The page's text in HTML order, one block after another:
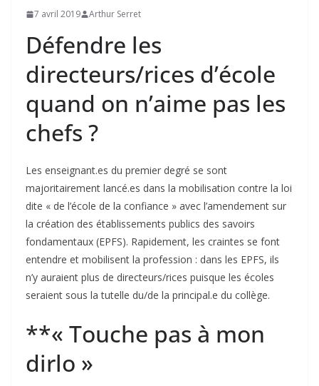
7 avril 2019 Arthur Serret
Défendre les
directeurs/rices d’école
quand on n’aime pas les
chefs ?
Les enseignant.es du premier degré se sont
majoritairement lancé.es dans la mobilisation contre la loi
dite « de l’école de la confiance » avec l’amendement sur
la création des établissements publics des savoirs
fondamentaux (EPFS). Rapidement, les craintes se font
entendre et mobilisent la profession : dans les EPFS, ils
n’y auraient plus de directeurs/rices puisque les écoles
seraient sous la tutelle du/de la principal.e du collège.
**« Touche pas à mon
dirlo »